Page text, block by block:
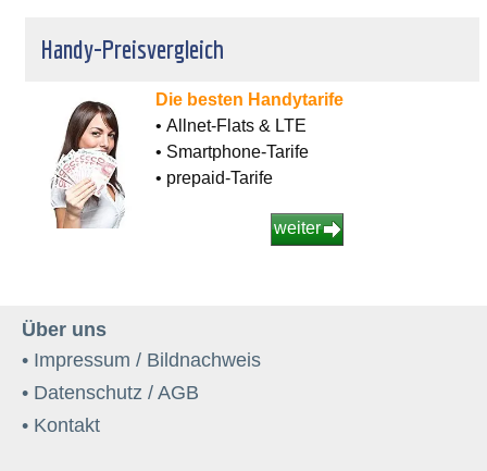
Handy-Preisvergleich
Die besten Handytarife
• Allnet-Flats & LTE
• Smartphone-Tarife
• prepaid-Tarife
weiter
Über uns
• Impressum / Bildnachweis
• Datenschutz / AGB
• Kontakt